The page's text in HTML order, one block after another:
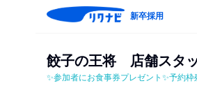
新卒採用
餃子の王将　店舗スタ
✨参加者にお食事券プレゼント✨予約枠